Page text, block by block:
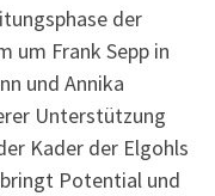
der
um Frank Sepp in
und Annika
Unterstützung
Kader der Elgohls
Potential und